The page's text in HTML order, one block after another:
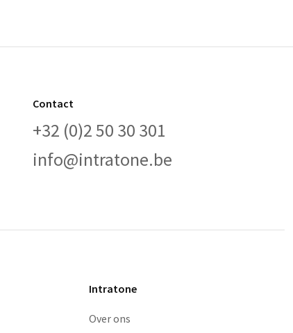
Contact
+32 (0)2 50 30 301
info@intratone.be
Intratone
Over ons